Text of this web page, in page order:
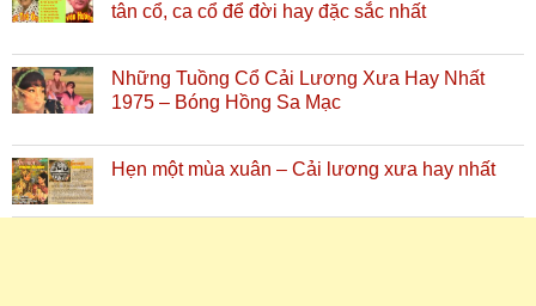
tân cổ, ca cổ để đời hay đặc sắc nhất
Những Tuồng Cổ Cải Lương Xưa Hay Nhất
1975 – Bóng Hồng Sa Mạc
Hẹn một mùa xuân – Cải lương xưa hay nhất